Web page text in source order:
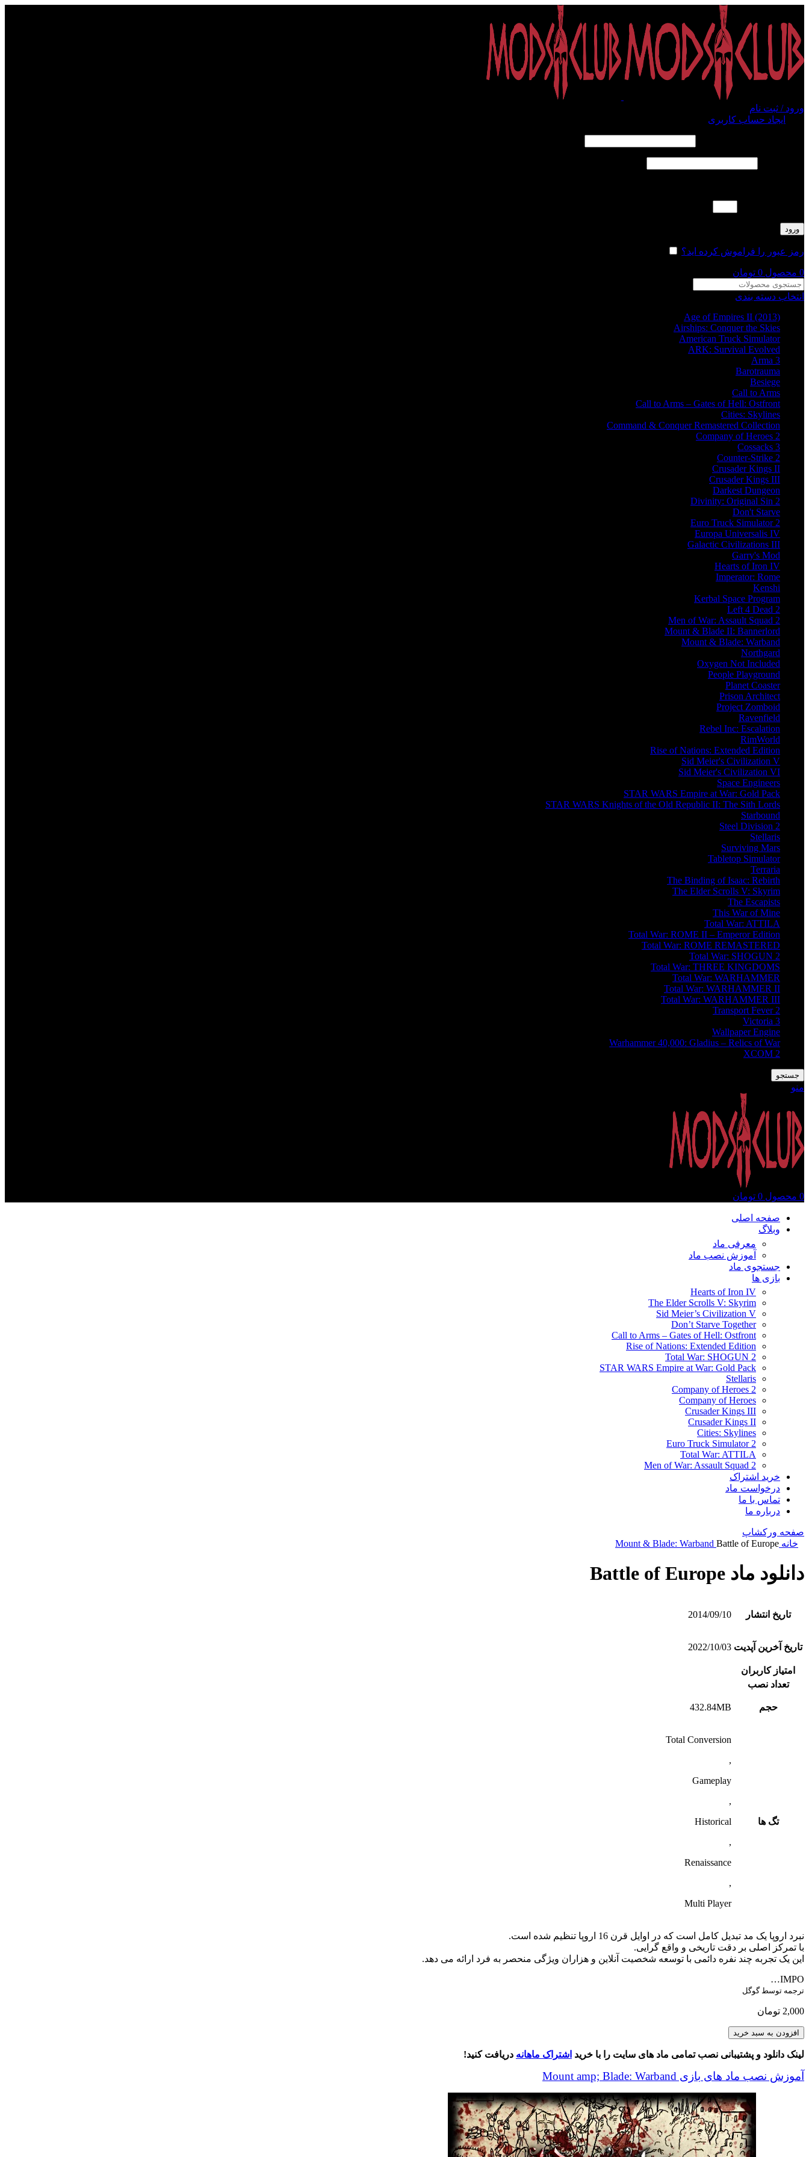
ورود / ثبت نام
ایجاد حساب کاربری
ورود
رمز عبور را فراموش کرده اید؟
0 محصول 0 تومان
انتخاب دسته بندی
Age of Empires II (2013)
Airships: Conquer the Skies
American Truck Simulator
ARK: Survival Evolved
Arma 3
Barotrauma
Besiege
Call to Arms
Call to Arms – Gates of Hell: Ostfront
Cities: Skylines
Command & Conquer Remastered Collection
Company of Heroes 2
Cossacks 3
Counter-Strike 2
Crusader Kings II
Crusader Kings III
Darkest Dungeon
Divinity: Original Sin 2
Don't Starve
Euro Truck Simulator 2
Europa Universalis IV
Galactic Civilizations III
Garry's Mod
Hearts of Iron IV
Imperator: Rome
Kenshi
Kerbal Space Program
Left 4 Dead 2
Men of War: Assault Squad 2
Mount & Blade II: Bannerlord
Mount & Blade: Warband
Northgard
Oxygen Not Included
People Playground
Planet Coaster
Prison Architect
Project Zomboid
Ravenfield
Rebel Inc: Escalation
RimWorld
Rise of Nations: Extended Edition
Sid Meier's Civilization V
Sid Meier's Civilization VI
Space Engineers
STAR WARS Empire at War: Gold Pack
STAR WARS Knights of the Old Republic II: The Sith Lords
Starbound
Steel Division 2
Stellaris
Surviving Mars
Tabletop Simulator
Terraria
The Binding of Isaac: Rebirth
The Elder Scrolls V: Skyrim
The Escapists
This War of Mine
Total War: ATTILA
Total War: ROME II – Emperor Edition
Total War: ROME REMASTERED
Total War: SHOGUN 2
Total War: THREE KINGDOMS
Total War: WARHAMMER
Total War: WARHAMMER II
Total War: WARHAMMER III
Transport Fever 2
Victoria 3
Wallpaper Engine
Warhammer 40,000: Gladius – Relics of War
XCOM 2
جستجو
منو
0 محصول 0 تومان
صفحه اصلی
وبلاگ
معرفی ماد
آموزش نصب ماد
جستجوی ماد
بازی ها
Hearts of Iron IV
The Elder Scrolls V: Skyrim
Sid Meier’s Civilization V
Don’t Starve Together
Call to Arms – Gates of Hell: Ostfront
Rise of Nations: Extended Edition
Total War: SHOGUN 2
STAR WARS Empire at War: Gold Pack
Stellaris
Company of Heroes 2
Company of Heroes
Crusader Kings III
Crusader Kings II
Cities: Skylines
Euro Truck Simulator 2
Total War: ATTILA
Men of War: Assault Squad 2
خرید اشتراک
درخواست ماد
تماس با ما
درباره ما
صفحه ورکشاپ
خانه
Mount & Blade: Warband Battle of Europe
دانلود ماد Battle of Europe
تاریخ انتشار 2014/09/10
تاریخ آخرین آپدیت 2022/10/03
امتیاز کاربران
تعداد نصب
حجم 432.84MB
تگ ها
Total Conversion
,
Gameplay
,
Historical
,
Renaissance
,
Multi Player
نبرد اروپا یک مد تبدیل کامل است که در اوایل قرن 16 اروپا تنظیم شده است.
با تمرکز اصلی بر دقت تاریخی و واقع گرایی.
این یک تجربه چند نفره دائمی با توسعه شخصیت آنلاین و هزاران ویژگی منحصر به فرد ارائه می دهد.
IMPO…
ترجمه توسط گوگل
2,000 تومان
Battle
of
Europe
افزودن به سبد خرید
لینک دانلود و پشتیبانی نصب تمامی ماد های سایت را با خرید اشتراک ماهانه دریافت کنید!
آموزش نصب ماد های بازی Mount amp; Blade: Warband